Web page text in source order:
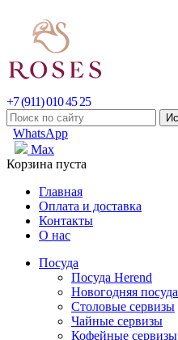
+7 (911) 010 45 25
WhatsApp
Max
Корзина пуста
Главная
Оплата и доставка
Контакты
О нас
Посуда
Посуда Herend
Новогодняя посуда
Столовые сервизы
Чайные сервизы
Кофейные сервизы